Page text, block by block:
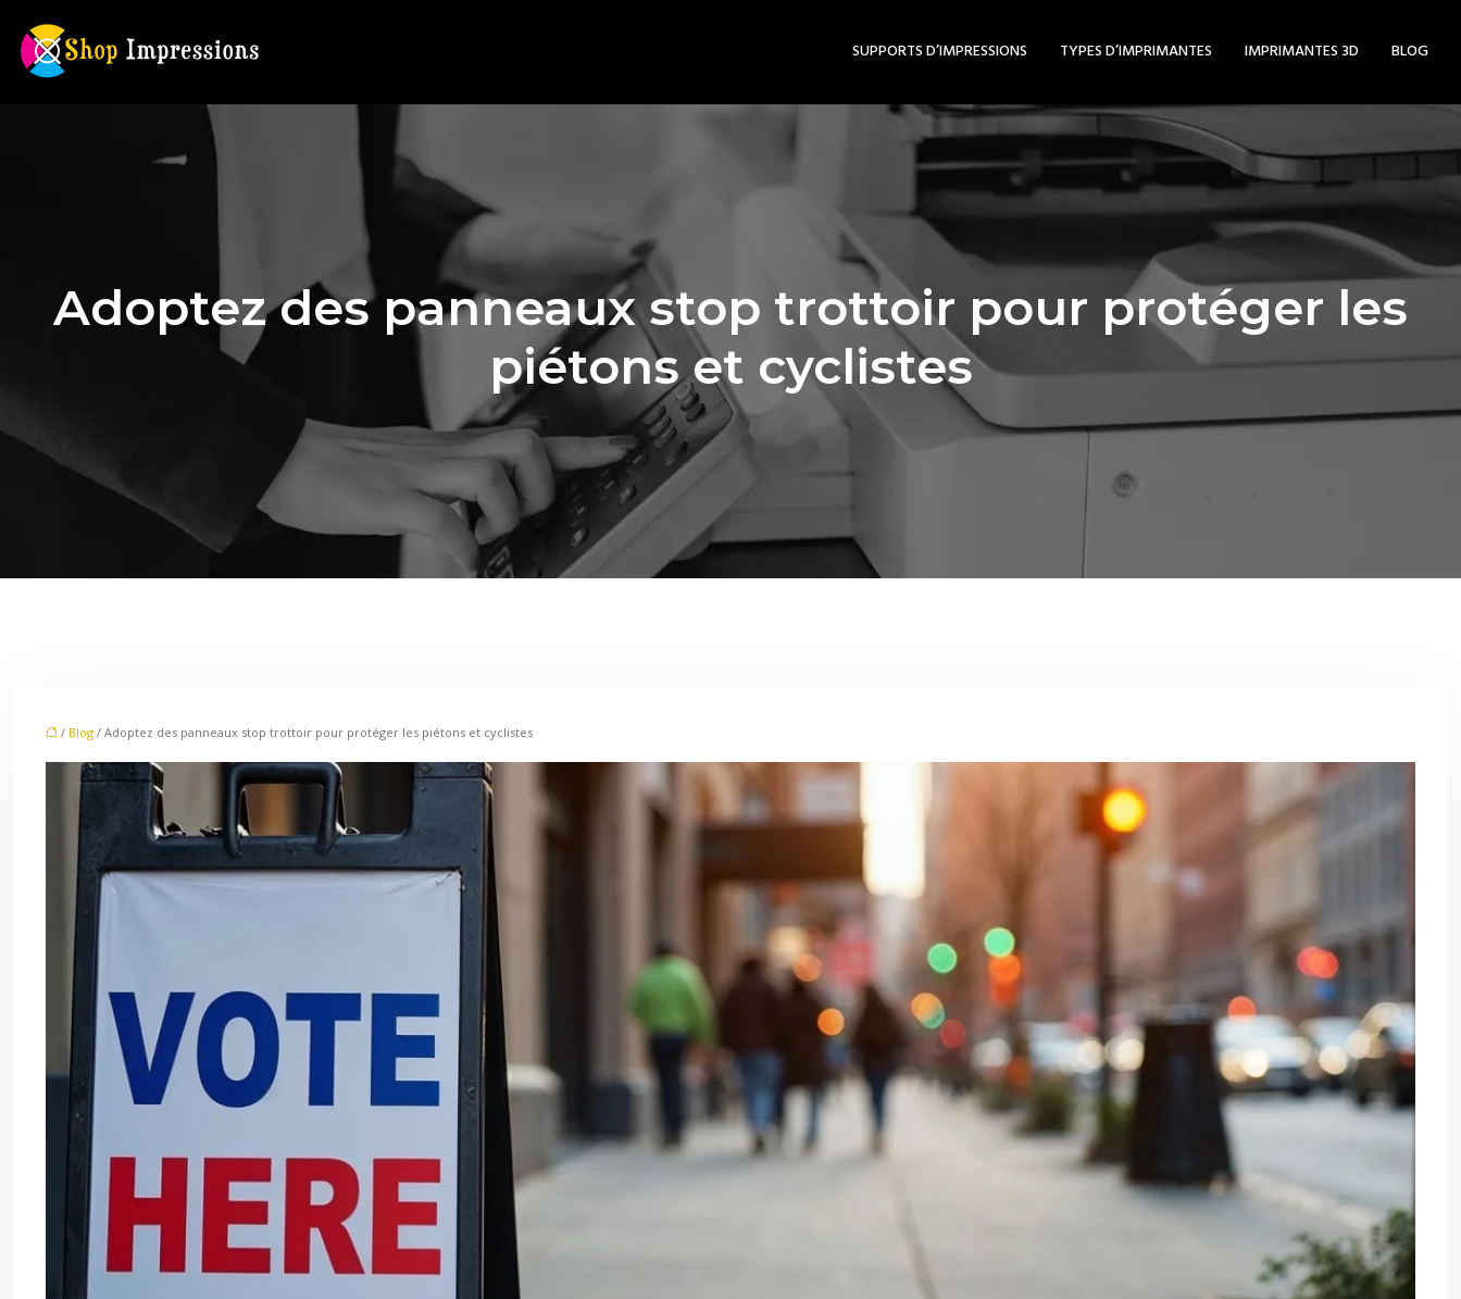
SUPPORTS D’IMPRESSIONS TYPES D’IMPRIMANTES IMPRIMANTES 3D BLOG
Adoptez des panneaux stop trottoir pour protéger les
piétons et cyclistes
/ Blog / Adoptez des panneaux stop trottoir pour protéger les piétons et cyclistes